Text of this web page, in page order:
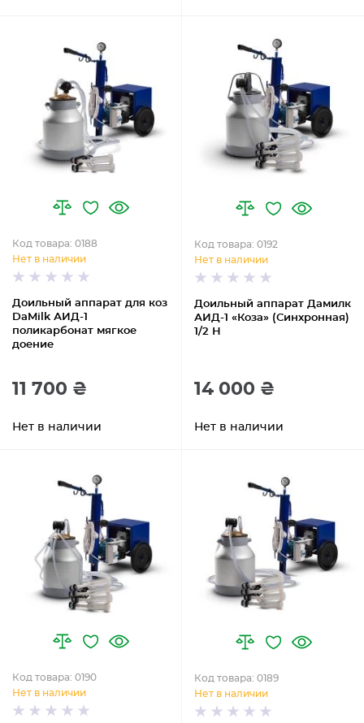
Доильный аппарат для коз
DaMilk АИД-1
поликарбонат мягкое
доение
Код товара: 0188
Нет в наличии
11 700 ₴
Нет в наличии
Доильный аппарат Дамилк
АИД-1 «Коза» (Синхронная)
1/2 Н
Код товара: 0192
Нет в наличии
14 000 ₴
Нет в наличии
Код товара: 0190
Нет в наличии
Код товара: 0189
Нет в наличии